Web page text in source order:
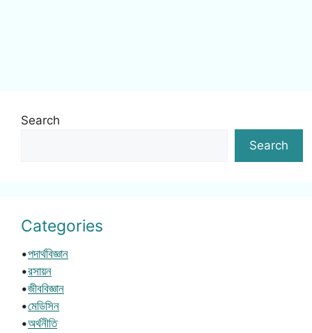
Search
Search
Categories
•পদার্থবিজ্ঞান
•রসায়ন
•জীববিজ্ঞান
•মেডিসিন
•অর্থনীতি